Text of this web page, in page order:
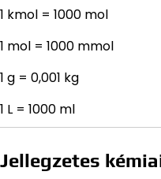
1 kmol = 1000 mol
1 mol = 1000 mmol
1 g = 0,001 kg
1 L = 1000 ml
Jellegzetes